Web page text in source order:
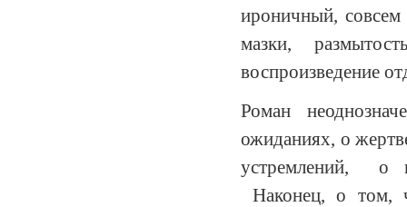
ироничный,
мазки,
воспроизведение
Роман
ожиданиях, о
устремлений, о
Наконец, о том,